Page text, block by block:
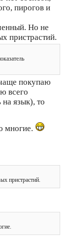
пирогов и
Но не
пристрастий.
покупаю
всего
на язык), то
многие.
пристрастий.